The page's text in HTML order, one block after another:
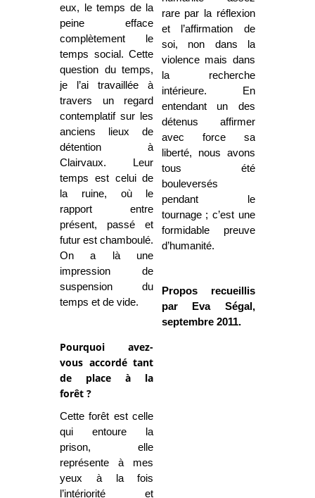
eux, le temps de la
peine efface
complètement le
temps social. Cette
question du temps,
je l’ai travaillée à
travers un regard
contemplatif sur les
anciens lieux de
détention à
Clairvaux. Leur
temps est celui de
la ruine, où le
rapport entre
présent, passé et
futur est chamboulé.
On a là une
impression de
suspension du
temps et de vide.
Pourquoi avez-
vous accordé tant
de place à la
forêt ?
Cette forêt est celle
qui entoure la
prison, elle
représente à mes
yeux à la fois
l’intériorité et
rare par la réflexion
et l’affirmation de
soi, non dans la
violence mais dans
la recherche
intérieure. En
entendant un des
détenus affirmer
avec force sa
liberté, nous avons
tous été
bouleversés
pendant le
tournage ; c’est une
formidable preuve
d’humanité.
Propos recueillis
par Eva Ségal,
septembre 2011.